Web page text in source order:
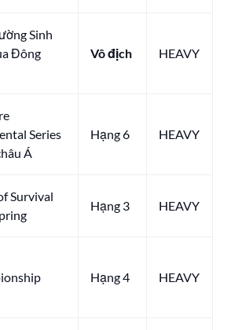
Sinh
Đông
Vô địch HEAVY
Series
Á
Hạng 6 HEAVY
Survival
Hạng 3 HEAVY
Hạng 4 HEAVY